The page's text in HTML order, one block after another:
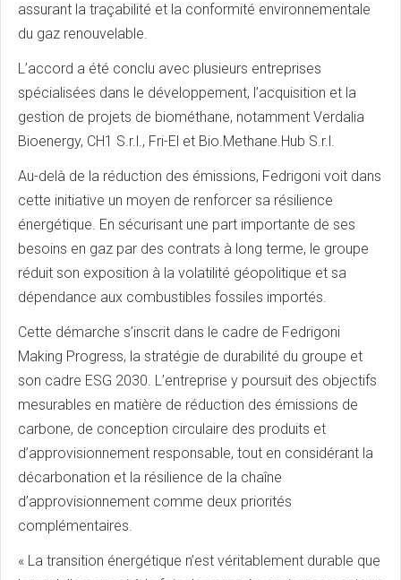
assurant la traçabilité et la conformité environnementale
du gaz renouvelable.
L’accord a été conclu avec plusieurs entreprises
spécialisées dans le développement, l’acquisition et la
gestion de projets de biométhane, notamment Verdalia
Bioenergy, CH1 S.r.l., Fri-El et Bio.Methane.Hub S.r.l.
Au-delà de la réduction des émissions, Fedrigoni voit dans
cette initiative un moyen de renforcer sa résilience
énergétique. En sécurisant une part importante de ses
besoins en gaz par des contrats à long terme, le groupe
réduit son exposition à la volatilité géopolitique et sa
dépendance aux combustibles fossiles importés.
Cette démarche s’inscrit dans le cadre de Fedrigoni
Making Progress, la stratégie de durabilité du groupe et
son cadre ESG 2030. L’entreprise y poursuit des objectifs
mesurables en matière de réduction des émissions de
carbone, de conception circulaire des produits et
d’approvisionnement responsable, tout en considérant la
décarbonation et la résilience de la chaîne
d’approvisionnement comme deux priorités
complémentaires.
« La transition énergétique n’est véritablement durable que